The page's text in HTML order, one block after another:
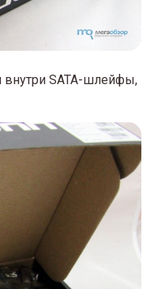
внутри SATA-шлейфы,